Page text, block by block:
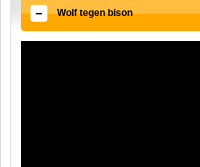
Wolf tegen bison